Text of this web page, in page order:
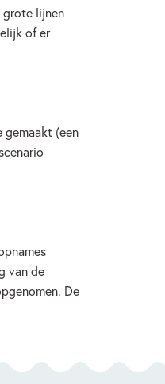
grote lijnen
of er
(een
van de
De